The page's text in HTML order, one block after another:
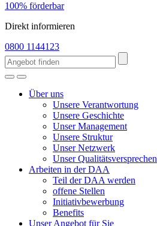
100% förderbar
Direkt informieren
0800 1144123
Über uns
Unsere Verantwortung
Unsere Geschichte
Unser Management
Unsere Struktur
Unser Netzwerk
Unser Qualitätsversprechen
Arbeiten in der DAA
Teil der DAA werden
offene Stellen
Initiativbewerbung
Benefits
Unser Angebot für Sie